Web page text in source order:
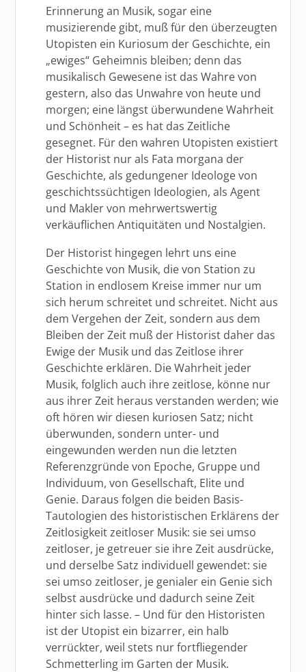
Erinnerung an Musik, sogar eine
musizierende gibt, muß für den überzeugten
Utopisten ein Kuriosum der Geschichte, ein
„ewiges“ Geheimnis bleiben; denn das
musikalisch Gewesene ist das Wahre von
gestern, also das Unwahre von heute und
morgen; eine längst überwundene Wahrheit
und Schönheit – es hat das Zeitliche
gesegnet. Für den wahren Utopisten existiert
der Historist nur als Fata morgana der
Geschichte, als gedungener Ideologe von
geschichtssüchtigen Ideologien, als Agent
und Makler von mehrwertswertig
verkäuflichen Antiquitäten und Nostalgien.
Der Historist hingegen lehrt uns eine
Geschichte von Musik, die von Station zu
Station in endlosem Kreise immer nur um
sich herum schreitet und schreitet. Nicht aus
dem Vergehen der Zeit, sondern aus dem
Bleiben der Zeit muß der Historist daher das
Ewige der Musik und das Zeitlose ihrer
Geschichte erklären. Die Wahrheit jeder
Musik, folglich auch ihre zeitlose, könne nur
aus ihrer Zeit heraus verstanden werden; wie
oft hören wir diesen kuriosen Satz; nicht
überwunden, sondern unter- und
eingewunden werden nun die letzten
Referenzgründe von Epoche, Gruppe und
Individuum, von Gesellschaft, Elite und
Genie. Daraus folgen die beiden Basis-
Tautologien des historistischen Erklärens der
Zeitlosigkeit zeitloser Musik: sie sei umso
zeitloser, je getreuer sie ihre Zeit ausdrücke,
und derselbe Satz individuell gewendet: sie
sei umso zeitloser, je genialer ein Genie sich
selbst ausdrücke und dadurch seine Zeit
hinter sich lasse. – Und für den Historisten
ist der Utopist ein bizarrer, ein halb
verrückter, weil stets nur fortfliegender
Schmetterling im Garten der Musik.